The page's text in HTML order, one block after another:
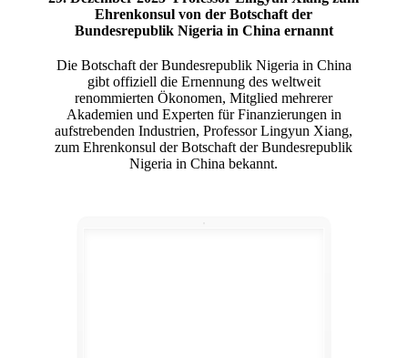
Ehrenkonsul von der Botschaft der
Bundesrepublik Nigeria in China ernannt
Die Botschaft der Bundesrepublik Nigeria in China
gibt offiziell die Ernennung des weltweit
renommierten Ökonomen, Mitglied mehrerer
Akademien und Experten für Finanzierungen in
aufstrebenden Industrien, Professor Lingyun Xiang,
zum Ehrenkonsul der Botschaft der Bundesrepublik
Nigeria in China bekannt.